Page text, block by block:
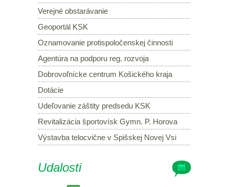
Verejné obstarávanie
Geoportál KSK
Oznamovanie protispoločenskej činnosti
Agentúra na podporu reg. rozvoja
Dobrovoľnícke centrum Košického kraja
Dotácie
Udeľovanie záštity predsedu KSK
Revitalizácia športovísk Gymn. P. Horova
Výstavba telocvične v Spišskej Novej Vsi
Udalosti